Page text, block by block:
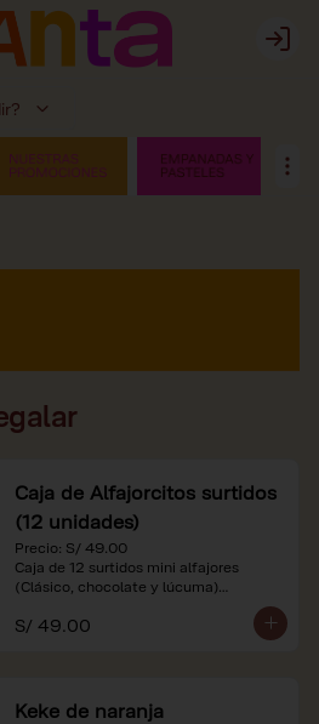
Login
Caja de Alfajorcitos surtidos
(12 unidades)
Precio: S/ 49.00
Caja de 12 surtidos mini alfajores
(Clásico, chocolate y lúcuma)
*Nuestros precios están expresados en
S/ 49.00
Keke de naranja